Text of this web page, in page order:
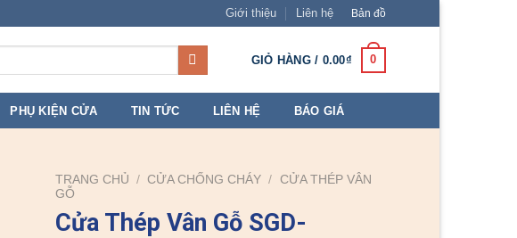
Giới thiệu Liên hệ Bản đồ
GIỎ HÀNG / 0.00₫ 0
PHỤ KIỆN CỬA TIN TỨC LIÊN HỆ BÁO GIÁ
TRANG CHỦ / CỬA CHỐNG CHÁY / CỬA THÉP VÂN
GỖ
Cửa Thép Vân Gỗ SGD-